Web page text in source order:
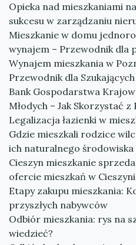
Opieka nad mieszkaniami
sukcesu w zarządzaniu
Mieszkanie w domu
wynajem – Przewodnik dla
Wynajem mieszkania w
Przewodnik dla
Bank Gospodarstwa
Młodych – Jak Skorzystać
Legalizacja łazienki w
Gdzie mieszkali rodzice
ich naturalnego środowiska
Cieszyn mieszkanie
ofercie mieszkań w
Etapy zakupu mieszkania:
przyszłych nabywców
Odbiór mieszkania: rys na
wiedzieć?